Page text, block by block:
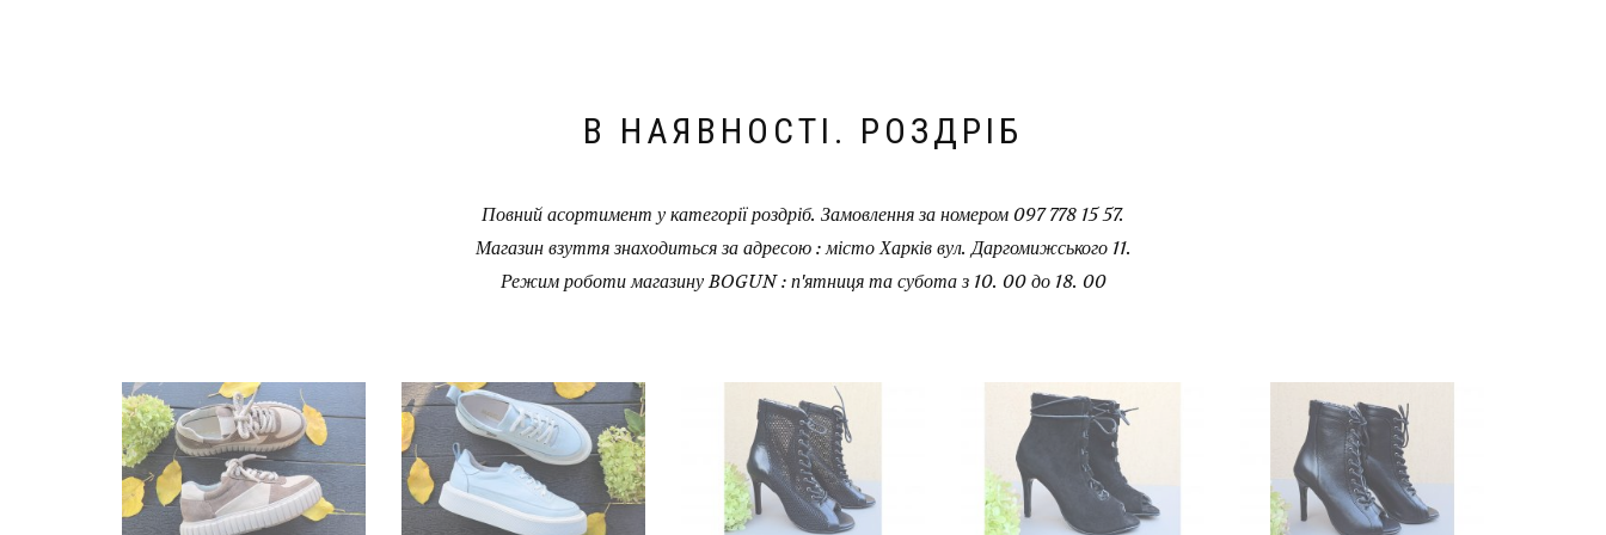
В НАЯВНОСТІ. РОЗДРІБ
Повний асортимент у категорії роздріб. Замовлення за номером 097 778 15 57.
Магазин взуття знаходиться за адресою : місто Харків вул. Даргомижського 11.
Режим роботи магазину BOGUN : п'ятниця та субота з 10. 00 до 18. 00